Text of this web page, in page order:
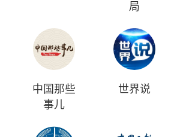
局
中国那些
事儿
世界说